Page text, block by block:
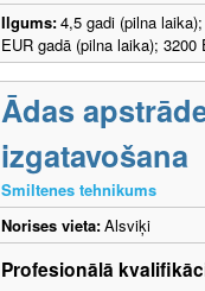
Ilgums:4,5 gadi (pilna
EUR gadā (pilna laika);
Ādas
izgatavošana
Smiltenes tehnikums
Norises vieta:Alsviķi
Profesionālā